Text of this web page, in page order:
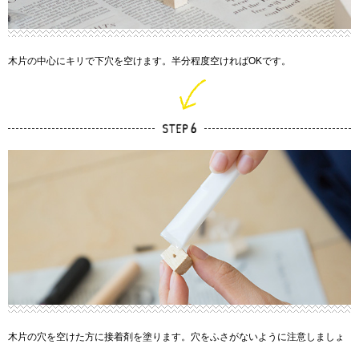
木片の中心にキリで下穴を空けます。半分程度空ければOKです。
木片の穴を空けた方に接着剤を塗ります。穴をふさがないように注意しましょ